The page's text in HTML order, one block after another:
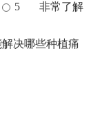
5 非常了解
决哪些种植痛